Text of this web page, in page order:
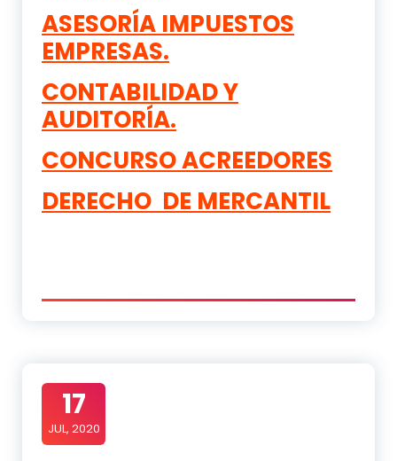
ASESORÍA IMPUESTOS
EMPRESAS.
CONTABILIDAD Y
AUDITORÍA.
CONCURSO ACREEDORES
DERECHO DE MERCANTIL
17
JUL, 2020